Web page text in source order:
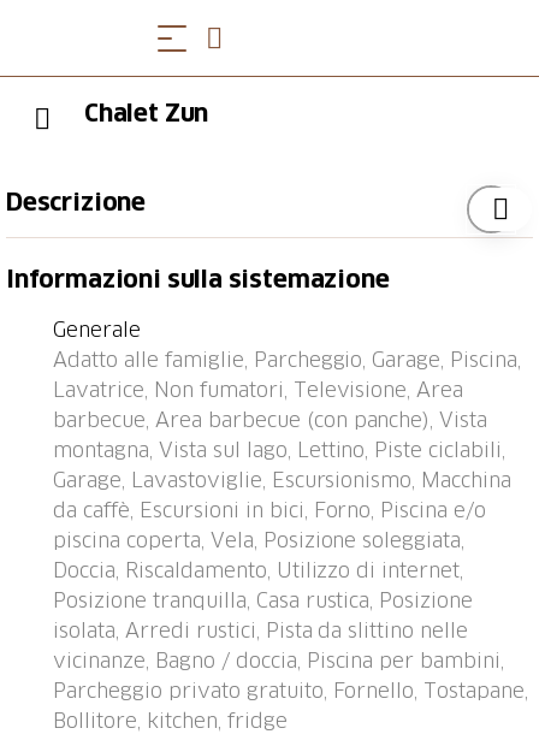
Chalet Zun
Descrizione
"Chalet Zun", 1'000 m s.l.m., molto accogliente, rustico
km dal centro di Sarnen, posizione isolata, tranquilla,
soleggiata sul pendio, a 5 km dal lago, in una strada
senza uscita, immerso nel verde. Per uso privato:
terreno, giardino terrazzato, stagno, piscina fuori
terra rotonda (disponibilità stagionale: 01.Giu. -
30.Set.). Piscina per bambini, barbecue, barbecue
coperto (altalena). Nella casa: deposito sci, lavatrice.
Accesso ripida, stretta fino alla casa (100 m strada
non asfaltata). In inverno per favore portare le catene
da neve, in inverno consigliato 4x4. Parcheggio (per
5 auto) presso la casa, box. Negozio 5 km, negozio
alimentare 5 km, ristorante 5 km, fermata bus
"Stalden, Post" 2.5 km, stazione ferroviaria "Sarnen" 4
km, lago balneabile "Sarnersee" 5 km. Funicolare 18
Informazioni sulla sistemazione
Generale
Adatto alle famiglie, Parcheggio, Garage, Piscina,
Lavatrice, Non fumatori, Televisione, Area
barbecue, Area barbecue (con panche), Vista
montagna, Vista sul lago, Lettino, Piste ciclabili,
Garage, Lavastoviglie, Escursionismo, Macchina
da caffè, Escursioni in bici, Forno, Piscina e/o
piscina coperta, Vela, Posizione soleggiata,
Doccia, Riscaldamento, Utilizzo di internet,
Posizione tranquilla, Casa rustica, Posizione
isolata, Arredi rustici, Pista da slittino nelle
vicinanze, Bagno / doccia, Piscina per bambini,
Parcheggio privato gratuito, Fornello, Tostapane,
Bollitore, kitchen, fridge